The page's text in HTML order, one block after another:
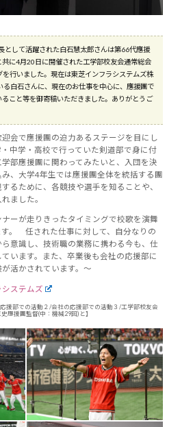
として活躍された白石慧太郎さんは第66代應援
に4月20日に開催された工学部校友会通常総会
行いました。現在は東芝インフラシステムズ株
白石さんに、現在のお仕事を中心に、應援團で
こと等を御寄稿いただきました。ありがとうご
会で應援團の迫力あるステージを目にし
中学・高校で行っていた剣道部で身に付
部應援團に関わってみたいと、入団を決
、大学4年生では應援團全体を統括する團
るために、各競技や選手を知ることや、
ました。
ーが走りきったタイミングで校歌を演舞
す。 任された仕事に対して、自分なりの
意識し、技術職の業務に携わる今も、仕
います。また、卒業後も会社の応援部に
活かされています。～
ステムズ
援部での活動２/会社の応援部での活動３/工学部校友会
應援團監督(中：機械29回)と】